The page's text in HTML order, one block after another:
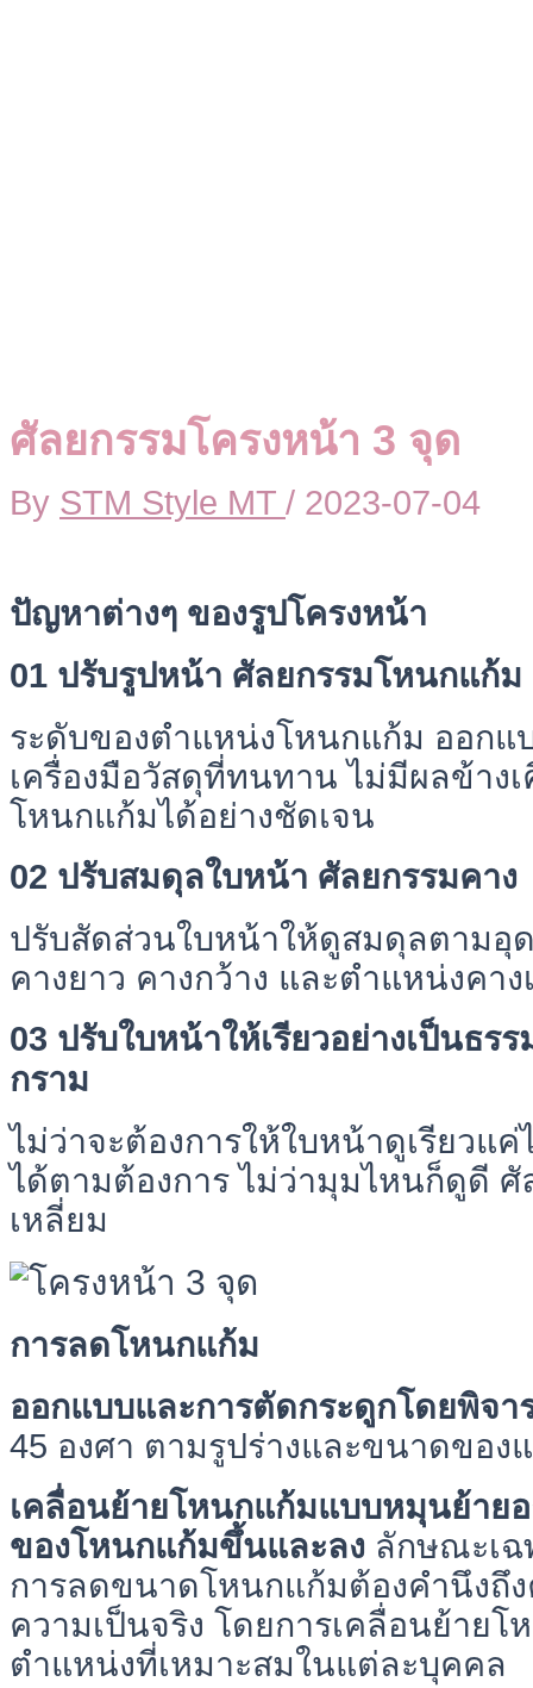
ศัลยกรรมโครงหน้า 3 จุด
By STM Style MT / 2023-07-04
ปัญหาต่างๆ ของรูปโครงหน้า
01 ปรับรูปหน้า ศัลยกรรมโหนกแก้ม
ระดับของตำแหน่งโหนกแก้ม ออกแ
เครื่องมือวัสดุที่ทนทาน ไม่มีผลข้าง
โหนกแก้มได้อย่างชัดเจน
02 ปรับสมดุลใบหน้า ศัลยกรรมคาง
ปรับสัดส่วนใบหน้าให้ดูสมดุลตามอุ
คางยาว คางกว้าง และตำแหน่งคา
03 ปรับใบหน้าให้เรียวอย่างเป็นธร
กราม
ไม่ว่าจะต้องการให้ใบหน้าดูเรียวแ
ได้ตามต้องการ ไม่ว่ามุมไหนก็ดูดี ศั
เหลี่ยม
การลดโหนกแก้ม
ออกแบบและการตัดกระดูกโดยพิจ
45 องศา ตามรูปร่างและขนาดของ
เคลื่อนย้ายโหนกแก้มแบบหมุนย้าย
ของโหนกแก้มขึ้นและลง ลักษณะเ
การลดขนาดโหนกแก้มต้องคำนึงถึ
ความเป็นจริง โดยการเคลื่อนย้ายโ
ตำแหน่งที่เหมาะสมในแต่ละบุคคล